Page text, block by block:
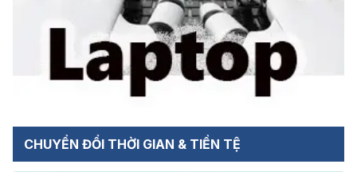
CHUYỂN ĐỔI THỜI GIAN & TIỀN TỆ